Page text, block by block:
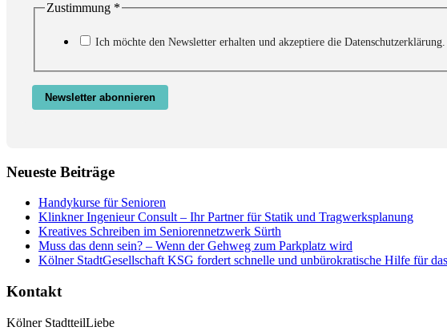
Zustimmung *
Ich möchte den Newsletter erhalten und akzeptiere die Datenschutzerklärung.
Newsletter abonnieren
Neueste Beiträge
Handykurse für Senioren
Klinkner Ingenieur Consult – Ihr Partner für Statik und Tragwerksplanung
Kreatives Schreiben im Seniorennetzwerk Sürth
Muss das denn sein? – Wenn der Gehweg zum Parkplatz wird
Kölner StadtGesellschaft KSG fordert schnelle und unbürokratische Hilfe für
Kontakt
Kölner StadtteilLiebe